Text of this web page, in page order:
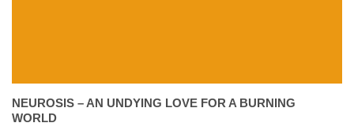
NEUROSIS – AN UNDYING LOVE FOR A BURNING
WORLD